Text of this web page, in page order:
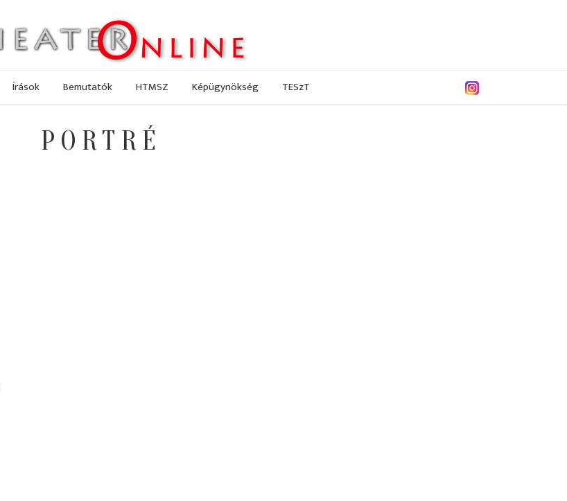
Írások Bemutatók HTMSZ Képügynökség TESzT
PORTRÉ